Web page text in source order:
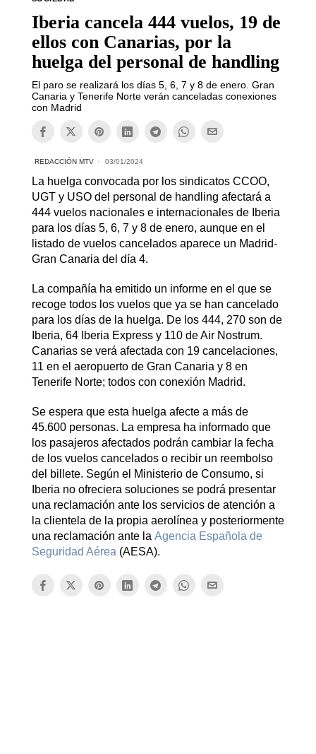
Iberia cancela 444 vuelos, 19 de
ellos con Canarias, por la
huelga del personal de handling
El paro se realizará los días 5, 6, 7 y 8 de enero. Gran
Canaria y Tenerife Norte verán canceladas conexiones
con Madrid
REDACCIÓN MTV 03/01/2024
La huelga convocada por los sindicatos CCOO,
UGT y USO del personal de handling afectará a
444 vuelos nacionales e internacionales de Iberia
para los días 5, 6, 7 y 8 de enero, aunque en el
listado de vuelos cancelados aparece un Madrid-
Gran Canaria del día 4.
La compañía ha emitido un informe en el que se
recoge todos los vuelos que ya se han cancelado
para los días de la huelga. De los 444, 270 son de
Iberia, 64 Iberia Express y 110 de Air Nostrum.
Canarias se verá afectada con 19 cancelaciones,
11 en el aeropuerto de Gran Canaria y 8 en
Tenerife Norte; todos con conexión Madrid.
Se espera que esta huelga afecte a más de
45.600 personas. La empresa ha informado que
los pasajeros afectados podrán cambiar la fecha
de los vuelos cancelados o recibir un reembolso
del billete. Según el Ministerio de Consumo, si
Iberia no ofreciera soluciones se podrá presentar
una reclamación ante los servicios de atención a
la clientela de la propia aerolínea y posteriormente
una reclamación ante la Agencia Española de
Seguridad Aérea (AESA).